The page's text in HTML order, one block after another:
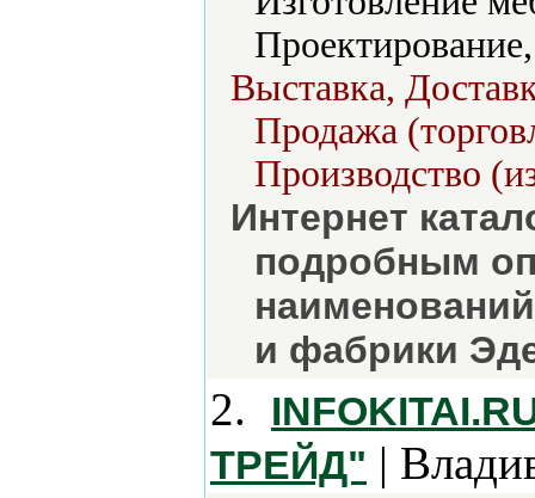
Выставка,
Продажа
Производство
Интернет
подробным
и фабрики
2.
ТРЕЙД" |